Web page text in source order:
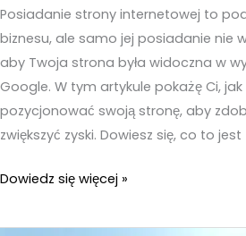
Posiadanie strony internetowej to
biznesu, ale samo jej posiadanie nie
aby Twoja strona była widoczna w
Google. W tym artykule pokażę Ci,
pozycjonować swoją stronę, aby
zwiększyć zyski. Dowiesz się, co to jest
Jak
klientów
Dowiedz się więcej »